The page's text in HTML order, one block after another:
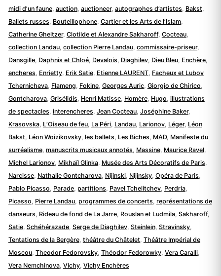
midi d’un faune, auction, auctioneer, autographes d’artistes Bakst
Ballets russes Bouteillophone, Cartier et les Arts de l’Islam,
Catherine Gheltzer, Clotilde et Alexandre Sakharoff, Cocteau,
collection Landau, collection Pierre Landau, commissaire-priseur,
Dansgille, Daphnis et Chloé, Devalois Diaghilev, Dieu Bleu, Enchère,
encheres Enrietty, Erik Satie, Etienne LAURENT, Facheux et Lubov
Tchernicheva, Flameng Fokine, Georges Auric, Giorgio de Chirico
Gontcharova, Grisélidis Henri Matisse, Homère, Hugo illustrations
de spectacles interencheres Jean Cocteau, Joséphine Baker,
Krasovska, L’Oiseau de feu, La Péri, Landau, Larionov, Léger, Léon
Bakst Léon Woizikovsky, les ballets Les Biches MAD, Manifeste du
surréalisme, manuscrits musicaux annotés Massine, Maurice Ravel,
Michel Larionov, Mikhaïl Glinka, Musée des Arts Décoratifs de Paris
Narcisse, Nathalie Gontcharova, Nijinski, Nijinsky, Opéra de Paris
Pablo Picasso Parade, partitions Pavel Tchelitchev, Perdria,
Picasso Pierre Landau, programmes de concerts représentations de
danseurs Rideau de fond de La Jarre, Rouslan et Ludmila, Sakharoff,
Satie, Schéhérazade, Serge de Diaghilev, Steinlein, Stravinsky,
Tentations de la Bergère, théâtre du Châtelet Théâtre Impérial de
Moscou, Theodor Fedorovsky, Théodor Fedorowky, Vera Caralli,
Vera Nemchinova, Vichy, Vichy Enchères